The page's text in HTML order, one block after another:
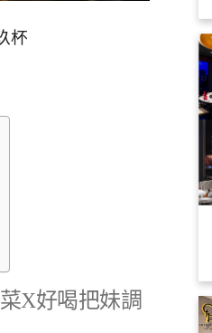
杯
X好喝把妹調